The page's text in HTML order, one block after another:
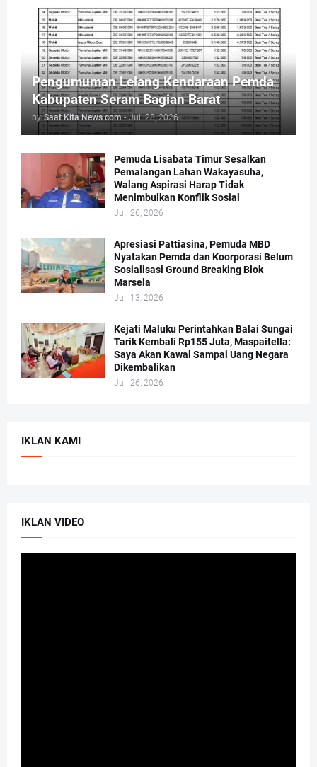
Pengumuman Lelang Kendaraan Pemda
Kabupaten Seram Bagian Barat
by Saat Kita News com - Juli 28, 2026
Pemuda Lisabata Timur Sesalkan
Pemalangan Lahan Wakayasuha,
Walang Aspirasi Harap Tidak
Menimbulkan Konflik Sosial
Juli 26, 2026
Apresiasi Pattiasina, Pemuda MBD
Nyatakan Pemda dan Koorporasi Belum
Sosialisasi Ground Breaking Blok
Marsela
Juli 13, 2026
Kejati Maluku Perintahkan Balai Sungai
Tarik Kembali Rp155 Juta, Maspaitella:
Saya Akan Kawal Sampai Uang Negara
Dikembalikan
Juli 26, 2026
IKLAN KAMI
IKLAN VIDEO